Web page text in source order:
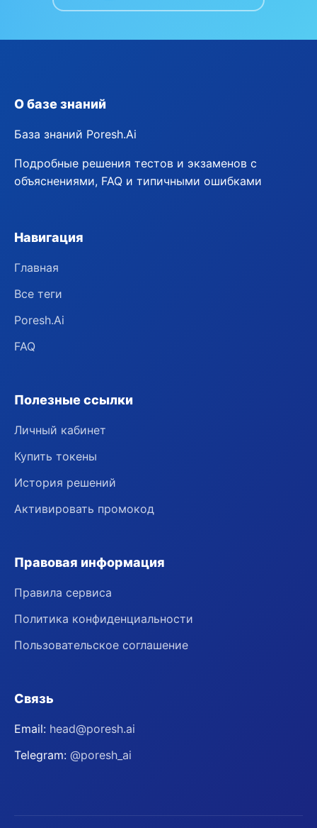
О базе знаний
База знаний Poresh.Ai
Подробные решения тестов и экзаменов с
объяснениями, FAQ и типичными ошибками
Навигация
Главная
Все теги
Poresh.Ai
FAQ
Полезные ссылки
Личный кабинет
Купить токены
История решений
Активировать промокод
Правовая информация
Правила сервиса
Политика конфиденциальности
Пользовательское соглашение
Связь
Email: head@poresh.ai
Telegram: @poresh_ai